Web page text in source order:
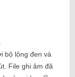
bộ lông đen và
File ghi âm đã